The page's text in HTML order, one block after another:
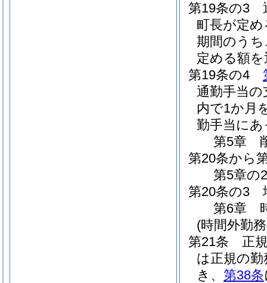
第19条の3
町長が定
期間のう
定める額
第19条の4
通勤手当
内で1か月
勤手当に
第5章
第20条から
第5章の2
第20条の3
第6章
(時間外勤
第21条
正
は正規の
き、 第38条